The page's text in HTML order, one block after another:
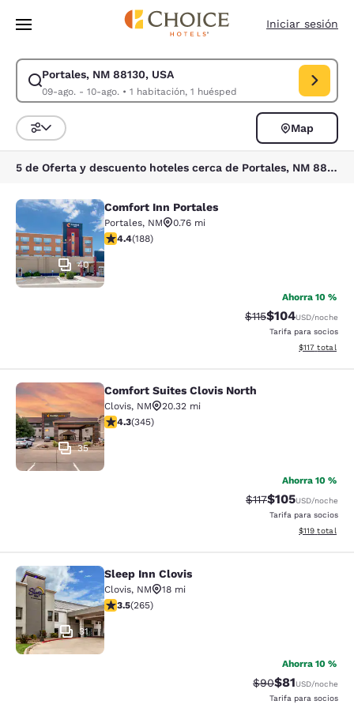
Pasar A Contenido Principal
Iniciar sesión
Portales, NM 88130, USA
09-ago. - 10-ago.• 1 habitación, 1 huésped
Modificar la búsqueda de Portales, NM 88130, USA. Fecha de check-
Ordenar y filtrar
Map
5 de Oferta y descuento hoteles cerca de Portales, NM 88130, USA
Comfort Inn Portales
40
Comfort Inn Portales
Portales, NM
0.76 mi
calificación de 4.43 estrellas. Excelente. 188 reseñas
4.4(188)
Ahorra 10 %
Precio tachado:
$115Precio con
$104USD/noche
Tarifa para socios
Ver detalles
$117 total
Comfort Suites Clovis North
35
Comfort Suites Clovis North
Clovis, NM
20.32 mi
calificación de 4.34 estrellas. Excelente. 345 reseñas
4.3(345)
Ahorra 10 %
Precio tachado:
$117Precio con
$105USD/noche
Tarifa para socios
Ver detalles
$119 total
Sleep Inn Clovis
31
Sleep Inn Clovis
Clovis, NM
18 mi
calificación de 3.54 estrellas. Bueno. 265 reseñas
3.5(265)
Ahorra 10 %
Precio tachado:
$90Precio con
$81USD/noche
Tarifa para socios